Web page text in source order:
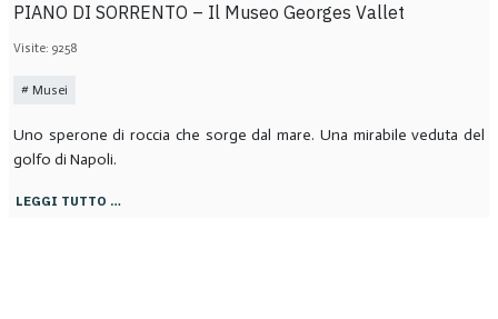
PIANO DI SORRENTO – Il Museo Georges Vallet
Visite: 9258
Musei
Uno sperone di roccia che sorge dal mare. Una mirabile veduta del
golfo di Napoli.
LEGGI TUTTO …